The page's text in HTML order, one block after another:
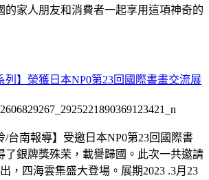
的家人朋友和消費者一起享用這項神奇的
列】榮獲日本NP0第23回國際書畫交流展
/台南報導】受邀日本NP0第23回國際書
了銀牌獎殊荣，載譽歸國。此次一共邀請
，四海雲集盛大登場。展期2023 .3月23